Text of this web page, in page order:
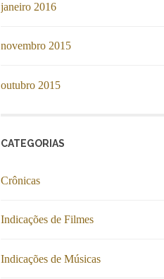
janeiro 2016
novembro 2015
outubro 2015
CATEGORIAS
Crônicas
Indicações de Filmes
Indicações de Músicas